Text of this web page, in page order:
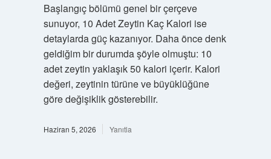
Başlangıç bölümü genel bir çerçeve
sunuyor, 10 Adet Zeytin Kaç Kalori ise
detaylarda güç kazanıyor. Daha önce denk
geldiğim bir durumda şöyle olmuştu: 10
adet zeytin yaklaşık 50 kalori içerir. Kalori
değeri, zeytinin türüne ve büyüklüğüne
göre değişiklik gösterebilir.
Haziran 5, 2026 Yanıtla